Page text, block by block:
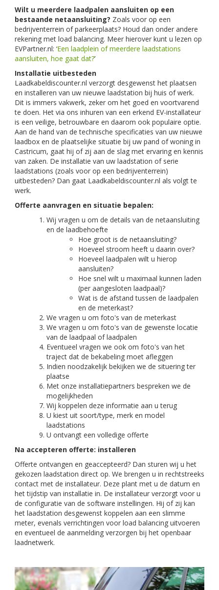
Wilt u meerdere laadpalen aansluiten op een
bestaande netaansluiting? Zoals voor op een
bedrijventerrein of parkeerplaats? Houd dan onder andere
rekening met load balancing. Meer hierover kunt u lezen op
EVPartner.nl: ‘Een laadplein of meerdere laadstations
aansluiten, hoe gaat dat?’
Installatie uitbesteden
Laadkabeldiscounter.nl verzorgt desgewenst het plaatsen
en installeren van uw nieuwe laadstation bij huis of werk.
Dit is immers vakwerk, zeker om het goed en voortvarend
te doen. Het via ons inhuren van een erkend EV-installateur
is een veilige, betrouwbare en daarom ook populaire optie.
Aan de hand van de technische specificaties van uw nieuwe
laadbox en de plaatselijke situatie bij uw pand of woning in
Castricum, gaat hij of zij aan de slag met ervaring en kennis
van zaken. De installatie van uw laadstation of serie
laadstations (zoals voor op een bedrijventerrein)
uitbesteden? Dan gaat Laadkabeldiscounter.nl als volgt te
werk.
Offerte aanvragen en situatie bepalen:
Wij vragen u om de details van de netaansluiting
en de laadbehoefte
Hoe groot is de netaansluiting?
Hoeveel stroom heeft u daarin over?
Hoeveel laadpalen wilt u hierop
aansluiten?
Hoe snel wilt u maximaal kunnen laden
(per aangesloten laadpaal)?
Wat is de afstand tussen de laadpalen
en de meterkast?
We vragen u om foto's van de meterkast
We vragen u om foto's van de gewenste locatie
van de laadpaal of laadpalen
Eventueel vragen we ook om foto's van het
traject dat de bekabeling moet afleggen
Indien noodzakelijk bekijken we de situering ter
plaatse
Met onze installatiepartners bespreken we de
mogelijkheden
Wij koppelen deze informatie aan u terug
U kiest uit soort/type, merk en model
laadstations
U ontvangt een volledige offerte
Na accepteren offerte: installeren
Offerte ontvangen en geaccepteerd? Dan sturen wij u het
gekozen laadstation direct op. We brengen u in rechtstreeks
contact met de installateur. Deze plant met u de datum en
het tijdstip van installatie in. De installateur verzorgt voor u
de configuratie van de software instellingen. Hij of zij kan
het laadstation desgewenst koppelen aan een slimme
meter, evenals verrichtingen voor load balancing uitvoeren
en eventueel de aanmelding verzorgen bij het openbaar
laadnetwerk.